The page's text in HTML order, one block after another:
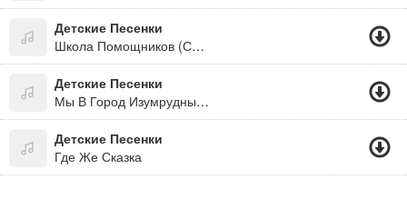
Детские Песенки
Школа Помощников (Сто Улыбок)
Детские Песенки
Мы В Город Изумрудный Идём Дорогой Трудной...
Детские Песенки
Где Же Сказка